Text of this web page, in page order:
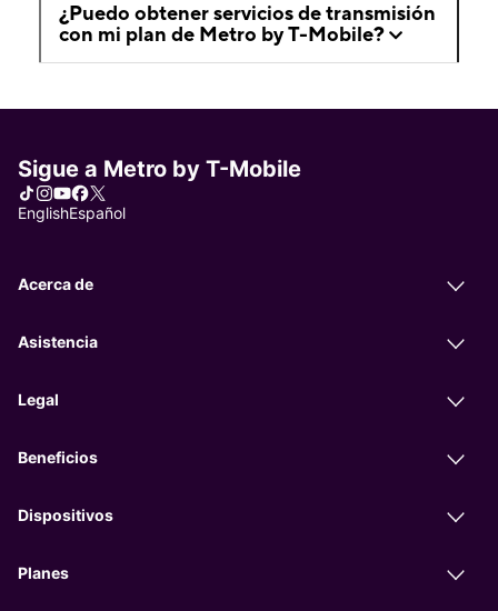
¿Puedo obtener servicios de transmisión
con mi plan de Metro by T-Mobile?